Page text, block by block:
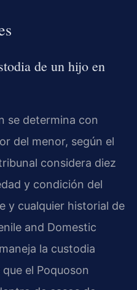
de un hijo en
se determina con
del menor, según el
considera diez
y condición del
y cualquier historial de
and Domestic
la custodia
el Poquoson